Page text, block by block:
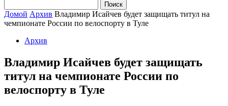
Домой Архив Владимир Исайчев будет защищать титул на
чемпионате России по велоспорту в Туле
Архив
Владимир Исайчев будет защищать
титул на чемпионате России по
велоспорту в Туле